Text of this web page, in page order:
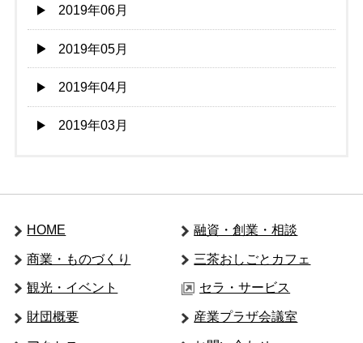
2019年06月
2019年05月
2019年04月
2019年03月
HOME 融資・創業・相談
商業・ものづくり 三茶おしごとカフェ
観光・イベント セラ・サービス
財団概要 産業プラザ会議室